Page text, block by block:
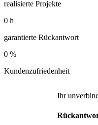
realisierte Projekte
0 h
garantierte Rückantwort
0 %
Kundenzufriedenheit
Ihr